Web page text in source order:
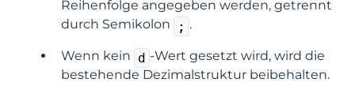
Reihenfolge angegeben werden, getrennt
durch Semikolon
; .
Wenn kein d -Wert gesetzt wird, wird die
bestehende Dezimalstruktur beibehalten.